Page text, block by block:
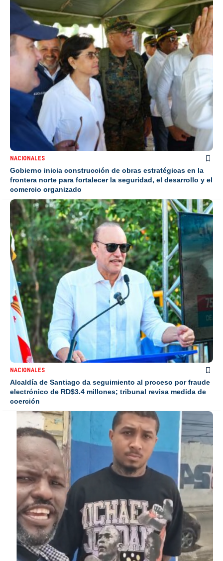
NACIONALES
Gobierno inicia construcción de obras estratégicas en la
frontera norte para fortalecer la seguridad, el desarrollo y el
comercio organizado
NACIONALES
Alcaldía de Santiago da seguimiento al proceso por fraude
electrónico de RD$3.4 millones; tribunal revisa medida de
coerción